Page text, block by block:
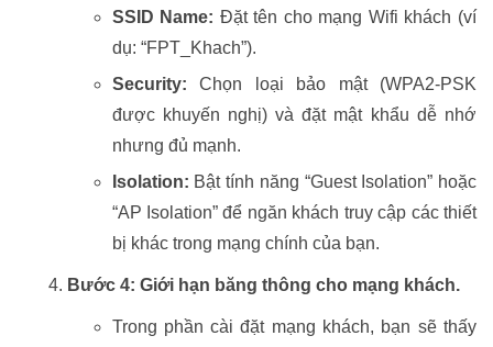
SSID Name: Đặt tên cho mạng Wifi khách (ví
dụ: “FPT_Khach”).
Security: Chọn loại bảo mật (WPA2-PSK
được khuyến nghị) và đặt mật khẩu dễ nhớ
nhưng đủ mạnh.
Isolation: Bật tính năng “Guest Isolation” hoặc
“AP Isolation” để ngăn khách truy cập các thiết
bị khác trong mạng chính của bạn.
Bước 4: Giới hạn băng thông cho mạng khách.
Trong phần cài đặt mạng khách, bạn sẽ thấy